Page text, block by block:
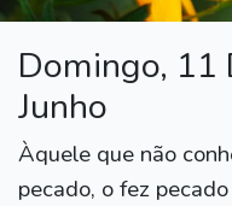
Domingo, 11
Junho
Àquele que não
pecado, o fez